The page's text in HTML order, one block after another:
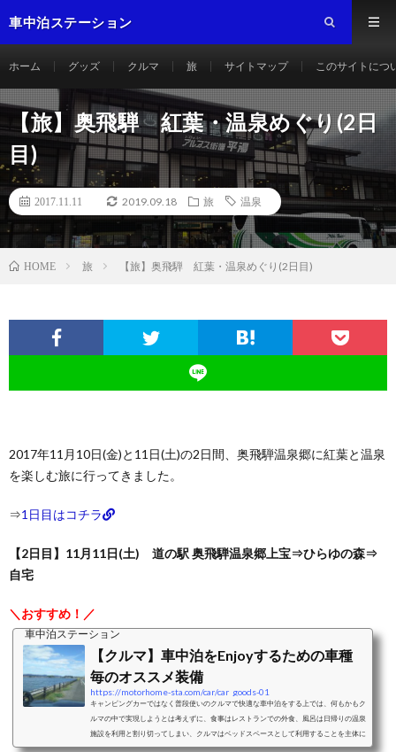
車中泊ステーション
ホーム グッズ クルマ 旅 サイトマップ このサイトにつ
【旅】奥飛騨 紅葉・温泉めぐり(2日
目)
2017.11.11 2019.09.18 旅 温泉
HOME 旅 【旅】奥飛騨 紅葉・温泉めぐり(2日目)
2017年11月10日(金)と11日(土)の2日間、奥飛騨温泉郷に紅葉と温泉
を楽しむ旅に行ってきました。
⇒1日目はコチラ
【2日目】11月11日(土) 道の駅 奥飛騨温泉郷上宝⇒ひらゆの森⇒
自宅
＼おすすめ！／
車中泊ステーション
【クルマ】車中泊をEnjoyするための車種
毎のオススメ装備
https://motorhome-sta.com/car/car_goods-01
キャンピングカーではなく普段使いのクルマで快適な車中泊をする上では、何もかもク
ルマの中で実現しようとは考えずに、食事はレストランでの外食、風呂は日帰りの温泉
施設を利用と割り切ってしまい、クルマはベッドスペースとして利用することを主体に
考えることをおすすめします。ベッドスペースとして利用することを考えた際の車中泊